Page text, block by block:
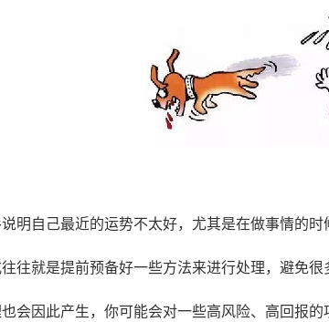
明自己最近的运势不太好，尤其是在做事情的
往就是提前预备好一些方法来进行处理，避免
会因此产生，你可能会对一些高风险、高回报